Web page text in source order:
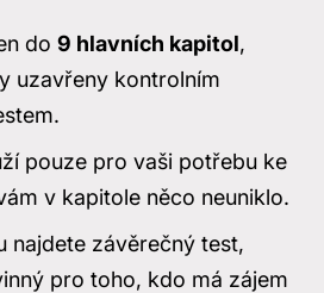
do9 hlavních kapitol,
uzavřeny kontrolním
pouze pro vaši potřebu ke
v kapitole něco neuniklo.
najdete závěrečný test,
pro toho, kdo má zájem